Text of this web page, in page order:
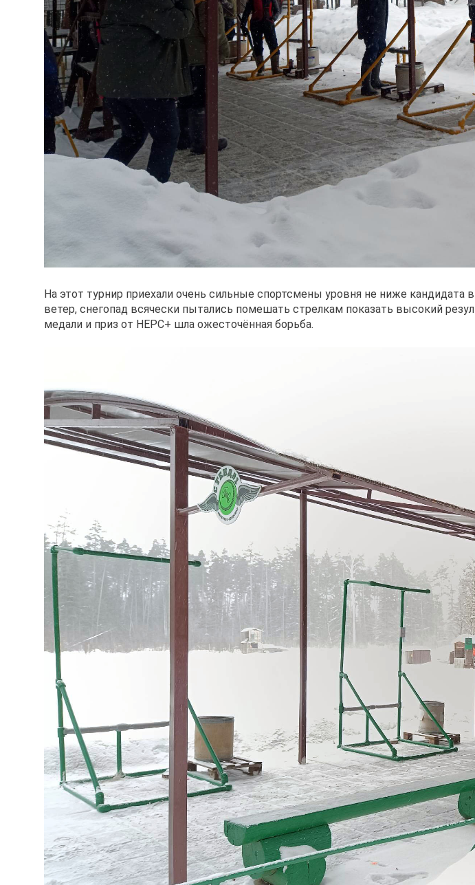
На этот турнир приехали очень сильные спортсмены уровня не ниже
ветер, снегопад всячески пытались помешать стрелкам показать высокий
медали и приз от НЕРС+ шла ожесточённая борьба.